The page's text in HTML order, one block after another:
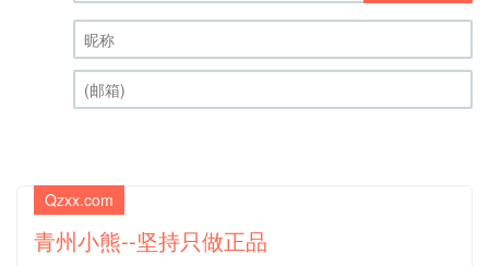
昵称 (必填)
Qzxx.com
青州小熊--坚持只做正品